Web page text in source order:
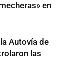
en
Autovía de
las